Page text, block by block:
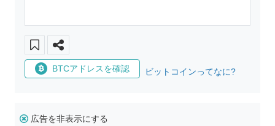
BTCアドレスを確認 ビットコインってなに?
広告を非表示にする